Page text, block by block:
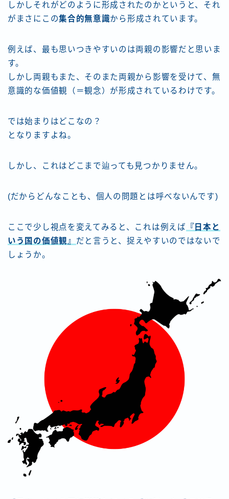
しかしそれがどのように形成されたのかというと、それ
がまさにこの集合的無意識から形成されています。
例えば、最も思いつきやすいのは両親の影響だと思いま
す。
しかし両親もまた、そのまた両親から影響を受けて、無
意識的な価値観（＝観念）が形成されているわけです。
では始まりはどこなの？
となりますよね。
しかし、これはどこまで辿っても見つかりません。
(だからどんなことも、個人の問題とは呼べないんです)
ここで少し視点を変えてみると、これは例えば
『日本と
いう国の価値観』 だと言うと、捉えやすいのではないで
しょうか。